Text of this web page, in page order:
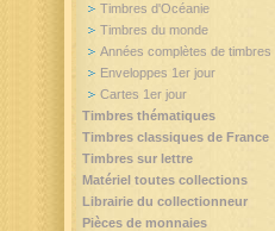
Timbres d'Océanie
Timbres du monde
Années complètes de timbres
Enveloppes 1er jour
Cartes 1er jour
Timbres thématiques
Timbres classiques de France
Timbres sur lettre
Matériel toutes collections
Librairie du collectionneur
Pièces de monnaies